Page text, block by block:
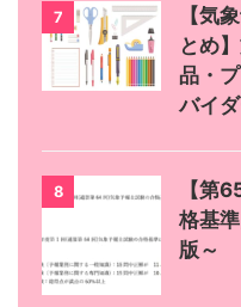
7
【気
とめ
品・
バイ
8
【第
格基
版～